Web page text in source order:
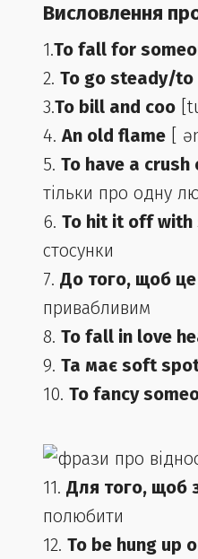
Висловлення
1.To fall for
2. To go steady/to
3.To bill and coo
4.An old flame [
5. To have a crush
тільки про одну
6. To hit it off with
стосунки
7. До того, щоб
привабливим
8. To fall in love
9. Та має soft
10. To fancy
11. Для того, щоб
полюбити
12. To be hung up